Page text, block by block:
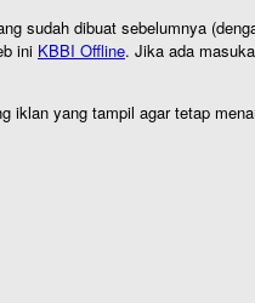
sudah dibuat sebelumnya
ini KBBI Offline. Jika ada
iklan yang tampil agar tetap